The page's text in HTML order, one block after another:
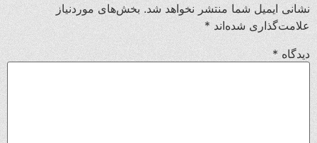
نشانی ایمیل شما منتشر نخواهد شد. بخش‌های موردنیاز
علامت‌گذاری شده‌اند *
دیدگاه *